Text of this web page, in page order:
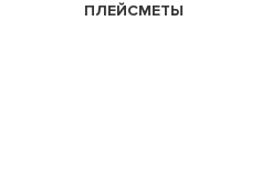
ПЛЕЙСМЕТЫ